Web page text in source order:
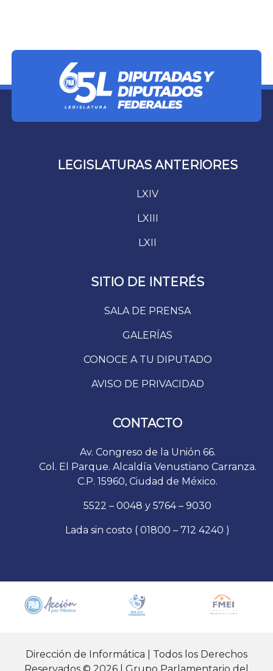
LEGISLATURAS ANTERIORES
LXIV
LXIII
LXII
SITIO DE INTERÉS
SALA DE PRENSA
GALERÍAS
CONOCE A TU DIPUTADO
AVISO DE PRIVACIDAD
CONTACTO
Av. Congreso de la Unión 66.
Col. El Parque. Alcaldía Venustiano Carranza.
C.P. 15960, Ciudad de México.
5522 – 0048 y 5764 – 9030
Lada sin costo ( 01800 – 712 4240 )
Dirección de Informática | Todos los Derechos